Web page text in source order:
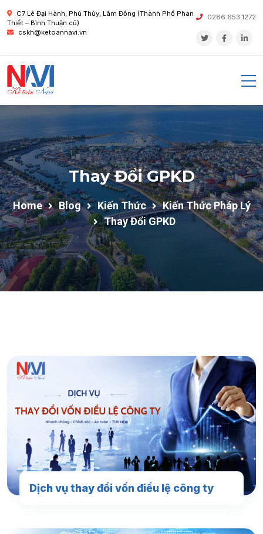
C7 Lê Đại Hành, Phú Thủy, Lâm Đồng (Thành Phố Phan
Thiết – Bình Thuận cũ)
cskh@ketoannavi.vn
0286.653.1272
Thay Đổi GPKD
Home Blog Kiến Thức
Kiến Thức Pháp Lý
Thay Đổi GPKD
Dịch vụ thay đổi vốn điều lệ công ty